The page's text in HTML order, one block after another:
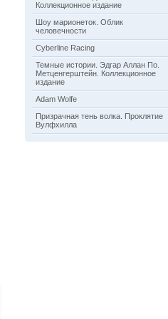
Коллекционное издание
Шоу марионеток. Облик
человечности
Cyberline Racing
Темные истории. Эдгар Аллан По.
Метценгерштейн. Коллекционное
издание
Adam Wolfe
Призрачная тень волка. Проклятие
Вулфхилла